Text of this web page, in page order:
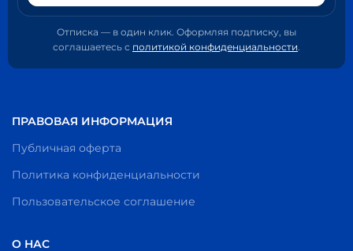
Отписка — в один клик. Оформляя подписку, вы
соглашаетесь с политикой конфиденциальности
ПРАВОВАЯ ИНФОРМАЦИЯ
Публичная оферта
Политика конфиденциальности
Пользовательское соглашение
О НАС